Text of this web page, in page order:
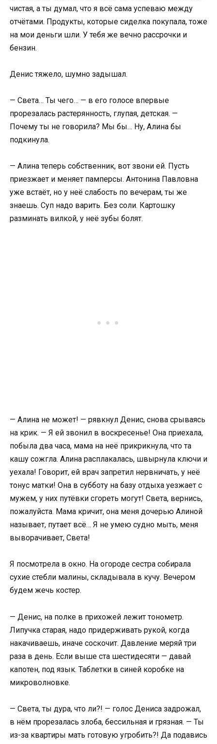
чистая, а ты думал, что я всё сама успеваю между
отчётами. Продукты, которые сиделка покупала, тоже
на мои деньги шли. У тебя же вечно рассрочки и
бензин.
Денис тяжело, шумно задышал.
— Света… Ты чего… — в его голосе впервые
прорезалась растерянность, глупая, детская. —
Почему ты не говорила? Мы бы… Ну, Алина бы
подкинула.
— Алина теперь собственник, вот звони ей. Пусть
приезжает и меняет памперсы. Антонина Павловна
уже встаёт, но у неё слабость по вечерам, ты же
знаешь. Суп надо варить. Без соли. Картошку
разминать вилкой, у неё зубы болят.
— Алина не может! — рявкнул Денис, снова срываясь
на крик. — Я ей звонил в воскресенье! Она приехала,
побыла два часа, мама на неё прикрикнула, что та
кашу сожгла. Алина расплакалась, швырнула ключи и
уехала! Говорит, ей врач запретил нервничать, у неё
тонус матки! Она в субботу на базу отдыха уезжает с
мужем, у них путёвки сгореть могут! Света, вернись,
пожалуйста. Мама кричит, она меня дочерью Алиной
называет, путает всё… Я не умею судно мыть, меня
выворачивает, Света!
Я посмотрела в окно. На огороде сестра собирала
сухие стебли малины, складывала в кучу. Вечером
будем жечь костер.
— Денис, на полке в прихожей лежит тонометр.
Липучка старая, надо придерживать рукой, когда
накачиваешь, иначе соскочит. Давление меряй три
раза в день. Если выше ста шестидесяти — давай
капотен, под язык. Таблетки в синей коробке на
микроволновке.
— Света, ты дура, что ли?! — голос Дениса задрожал,
в нём прорезалась злоба, бессильная и грязная. — Ты
из-за квартиры мать готовую угробить?! Да подавись